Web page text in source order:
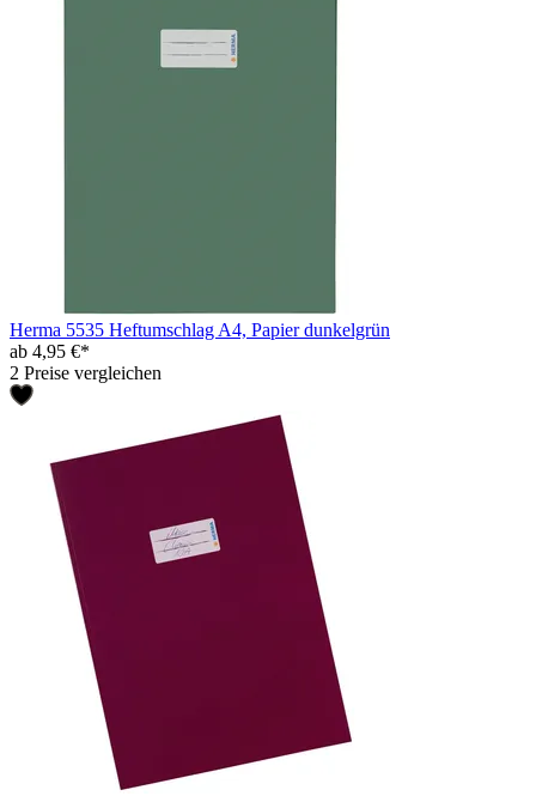
Herma 5535 Heftumschlag A4, Papier dunkelgrün
ab 4,95 €*
2 Preise vergleichen